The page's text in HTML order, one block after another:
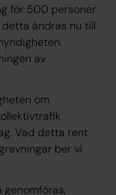
för 500 personer
ändras nu till
av
om
Vad detta rent
ber vi